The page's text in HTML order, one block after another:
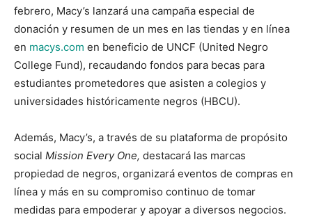
febrero, Macy’s lanzará una campaña especial de
donación y resumen de un mes en las tiendas y en línea
en macys.com en beneficio de UNCF (United Negro
College Fund), recaudando fondos para becas para
estudiantes prometedores que asisten a colegios y
universidades históricamente negros (HBCU).
Además, Macy’s, a través de su plataforma de propósito
social Mission Every One, destacará las marcas
propiedad de negros, organizará eventos de compras en
línea y más en su compromiso continuo de tomar
medidas para empoderar y apoyar a diversos negocios.